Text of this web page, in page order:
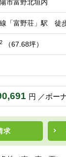
市富野北垣内
「富野荘」駅 徒
2 （67.68坪）
円 ボー
求